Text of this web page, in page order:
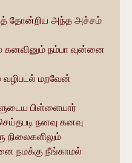
தோன்றிய அந்த அச்சம்
கனவினும் நம்பா வுன்னை
வழிபடல் மறவேன்
பிள்ளையார்
நனவு கனவு
நிலைகளிலும்
நமக்கு நீங்காமல்